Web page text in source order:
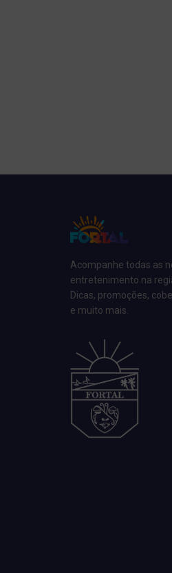
Acompanhe todas as
entretenimento na
Dicas, promoções,
e muito mais.